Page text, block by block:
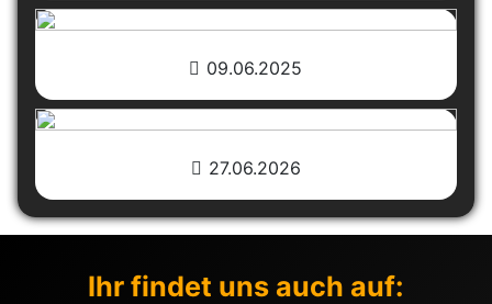
09.06.2025
27.06.2026
Ihr findet uns auch auf: